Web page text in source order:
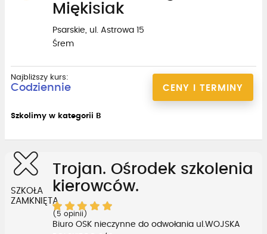
Miękisiak
Psarskie, ul. Astrowa 15
Śrem
CENY I TERMINY
Najbliższy kurs:
Codziennie
Szkolimy w kategorii B
SZKOŁA
ZAMKNIĘTA
Trojan. Ośrodek szkolenia
kierowców.
(5 opinii)
Biuro OSK nieczynne do odwołania ul.WOJSKA